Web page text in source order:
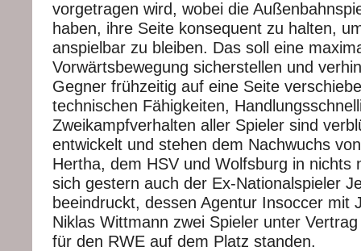
vorgetragen wird, wobei die
haben, ihre Seite konsequent zu halten,
anspielbar zu bleiben. Das soll eine
Vorwärtsbewegung sicherstellen und
Gegner frühzeitig auf eine Seite
technischen Fähigkeiten,
Zweikampfverhalten aller Spieler sind
entwickelt und stehen dem Nachwuchs
Hertha, dem HSV und Wolfsburg in nichts
sich gestern auch der Ex-Nationalspieler
beeindruckt, dessen Agentur Insoccer mit
Niklas Wittmann zwei Spieler unter
für den RWE auf dem Platz standen.